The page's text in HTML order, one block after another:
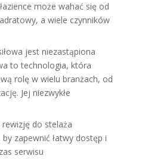
może wahać się od
a wiele czynników
jest niezastąpiona
to technologia, która
rolę w wielu branżach, od
Jej niezwykłe
rewizję do stelaża
zapewnić łatwy dostęp i
serwisu